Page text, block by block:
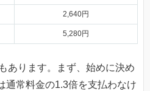
2,640円
5,280円
あります。まず、始めに決め
通常料金の1.3倍を支払わなけ